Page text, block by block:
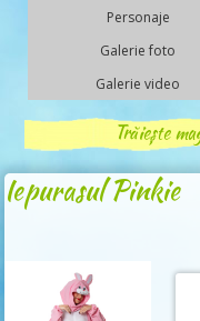
Personaje
Galerie foto
Galerie video
Trăiește
Iepurasul Pinkie